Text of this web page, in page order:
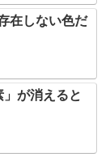
在しない色だ
が消えると